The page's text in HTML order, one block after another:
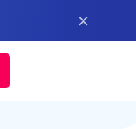
×